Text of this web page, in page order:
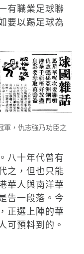
有職業足球聯
要以踢足球為
軍，仇志強乃功臣之
八十年代曾有
之，但也只能
華人與南洋華
告一段落。今
正選上陣的華
可預料到的。